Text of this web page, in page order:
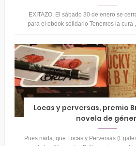
EXITAZO. El sábado 30 de enero se
para el ebook solidario Tenemos la cura
Locas y perversas, premio
novela de
Pues nada, que Locas y Perversas